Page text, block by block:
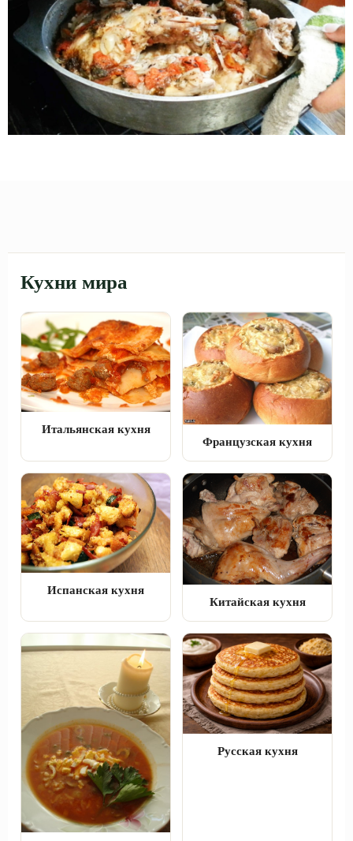
Кухни мира
Итальянская кухня
Французская кухня
Испанская кухня
Китайская кухня
Русская кухня